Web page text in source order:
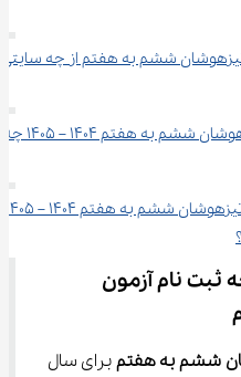
تیزهوشان ششم به هفتم از چه سایتی
زمان برگزاری آزمون تیزهوشان ششم به هفتم 1404 – 1405 چه
ثبت نام آزمون
ششم به هفتم برای سال